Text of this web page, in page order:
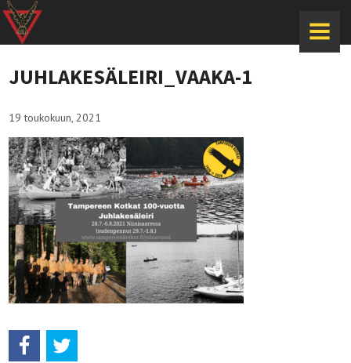
MENU
JUHLAKESÄLEIRI_VAAKA-1
19 toukokuun, 2021